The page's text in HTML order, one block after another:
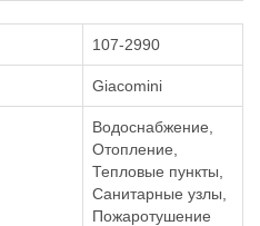
107-2990
Giacomini
Водоснабжение,
Отопление,
Тепловые пункты,
Санитарные узлы,
Пожаротушение